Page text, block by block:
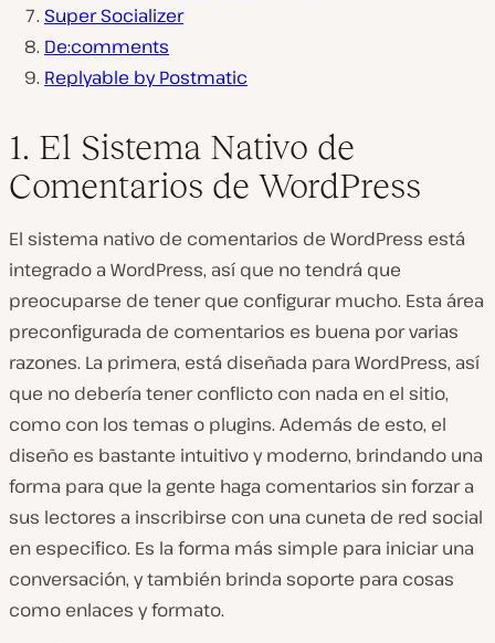
Super Socializer
De:comments
Replyable by Postmatic
1. El Sistema Nativo de
Comentarios de WordPress
El sistema nativo de comentarios de WordPress está
integrado a WordPress, así que no tendrá que
preocuparse de tener que configurar mucho. Esta área
preconfigurada de comentarios es buena por varias
razones. La primera, está diseñada para WordPress, así
que no debería tener conflicto con nada en el sitio,
como con los temas o plugins. Además de esto, el
diseño es bastante intuitivo y moderno, brindando una
forma para que la gente haga comentarios sin forzar a
sus lectores a inscribirse con una cuneta de red social
en especifico. Es la forma más simple para iniciar una
conversación, y también brinda soporte para cosas
como enlaces y formato.